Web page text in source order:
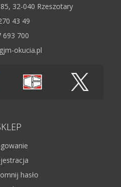
32-040 Rzeszotary
43 49
693 700
okucia.pl
hasło